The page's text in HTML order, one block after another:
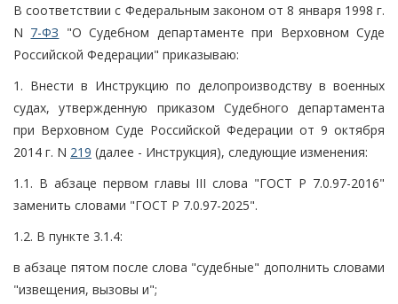
В соответствии с Федеральным законом от 8 января 1998 г.
N 7-ФЗ "О Судебном департаменте при Верховном Суде
Российской Федерации" приказываю:
1. Внести в Инструкцию по делопроизводству в военных
судах, утвержденную приказом Судебного департамента
при Верховном Суде Российской Федерации от 9 октября
2014 г. N 219 (далее - Инструкция), следующие изменения:
1.1. В абзаце первом главы III слова "ГОСТ Р 7.0.97-2016"
заменить словами "ГОСТ Р 7.0.97-2025".
1.2. В пункте 3.1.4:
в абзаце пятом после слова "судебные" дополнить словами
"извещения, вызовы и";